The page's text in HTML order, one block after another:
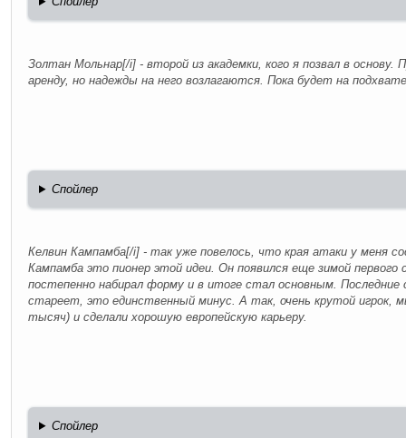
Золтан Мольнар[/i] - второй из академки, кого я позвал в основу.
аренду, но надежды на него возлагаются. Пока будет на
Спойлер
Келвин Кампамба[/i] - так уже повелось, что края атаки у меня
Кампамба это пионер этой идеи. Он появился еще зимой
постепенно набирал форму и в итоге стал основным. Последние
стареет, это единственный минус. А так, очень крутой игрок,
тысяч) и сделали хорошую европейскую карьеру.
Спойлер